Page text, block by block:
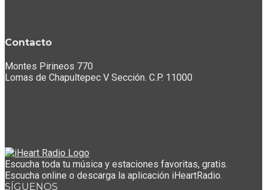
Contacto
Montes Pirineos 770
Lomas de Chapultepec V Sección. C.P. 11000
Escucha toda tu música y estaciones favoritas, gratis.
Escucha online o descarga la aplicación iHeartRadio.
SÍGUENOS